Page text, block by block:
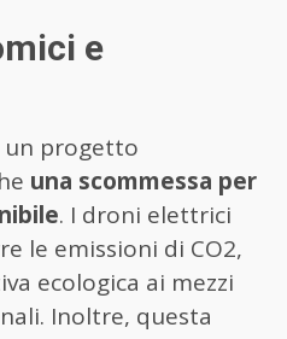
e
un progetto
una scommessa per
. I droni elettrici
le emissioni di CO2,
ecologica ai mezzi
Inoltre, questa